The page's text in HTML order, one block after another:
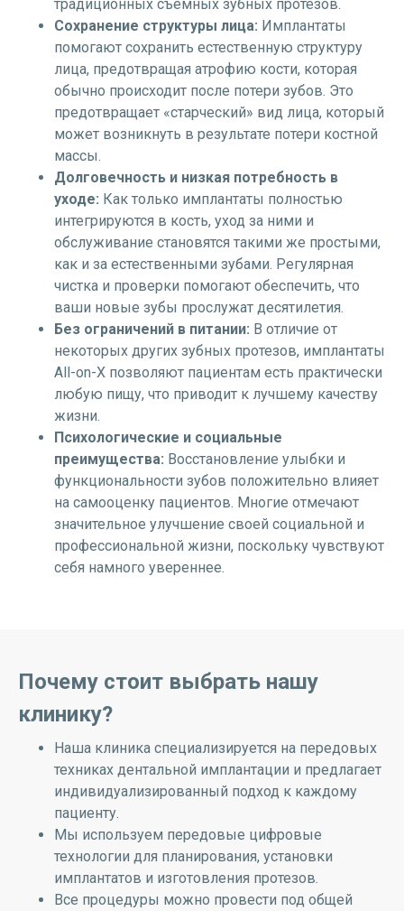
традиционных съемных зубных протезов.
Сохранение структуры лица: Имплантаты
помогают сохранить естественную структуру
лица, предотвращая атрофию кости, которая
обычно происходит после потери зубов. Это
предотвращает «старческий» вид лица, который
может возникнуть в результате потери костной
массы.
Долговечность и низкая потребность в
уходе: Как только имплантаты полностью
интегрируются в кость, уход за ними и
обслуживание становятся такими же простыми,
как и за естественными зубами. Регулярная
чистка и проверки помогают обеспечить, что
ваши новые зубы прослужат десятилетия.
Без ограничений в питании: В отличие от
некоторых других зубных протезов, имплантаты
All-on-X позволяют пациентам есть практически
любую пищу, что приводит к лучшему качеству
жизни.
Психологические и социальные
преимущества: Восстановление улыбки и
функциональности зубов положительно влияет
на самооценку пациентов. Многие отмечают
значительное улучшение своей социальной и
профессиональной жизни, поскольку чувствуют
себя намного увереннее.
Почему стоит выбрать нашу
клинику?
Наша клиника специализируется на передовых
техниках дентальной имплантации и предлагает
индивидуализированный подход к каждому
пациенту.
Мы используем передовые цифровые
технологии для планирования, установки
имплантатов и изготовления протезов.
Все процедуры можно провести под общей